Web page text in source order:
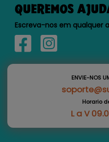
QUEREMOS
Escreva-nos em qualquer
ENVIE-NOS
Horario
L a V